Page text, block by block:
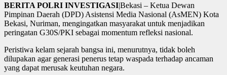
BERITA POLRI INVESTIGASI|Bekasi – Ketua Dewan
Pimpinan Daerah (DPD) Asistensi Media Nasional (AsMEN) Kota
Bekasi, Nuriman, mengingatkan masyarakat untuk menjadikan
peringatan G30S/PKI sebagai momentum refleksi nasional.
Peristiwa kelam sejarah bangsa ini, menurutnya, tidak boleh
dilupakan agar generasi penerus tetap waspada terhadap ancaman
yang dapat merusak keutuhan negara.